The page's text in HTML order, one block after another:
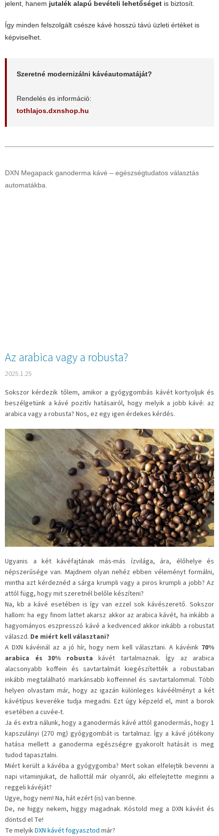
jelent, hanem jutalék alapú bevételi lehetőséget is biztosít.
Így minden felszolgált csésze kávé hosszú távú üzleti értéket is
képviselhet.
Szeretné modernizálni kávéautomatáját?
Rendelés és információ:
tothlajos.dxnshop.hu
DXN Megapack ganoderma kávé – egészségtudatos választás
automatákba.
Az arabica vagy a robusta?
2025.1.25
Sokszor kérdezik tőlem, amikor a gyógygombás kávét kortyoljuk és
beszélgetünk a kávé pozitív hatásairól, hogy melyik a jobb kávé: az
arabica vagy a robusta? Nos, ez egy igen érdekes kérdés.
Ugyanis a két kávéfajtának más-más ízvilága, ára, élőhelye és
népszerűsége van. Majdnem olyan nehéz ebben véleményt formálni,
mintha azt kérdeznéd a sárga krumpli vagy a piros krumpli a jobb? Az
attól függ, hogy mit szeretnél belőle készíteni?
Na, kb a kávé esetében is így van ezzel sok kávészerető. Sokszor
hallom: ha egy finom lattet akarsz akkor az arabica kávét, ha inkább a
hagyományos eszpresszó kávé a kedvenced akkor inkább a robustat
válaszd. De miért kell választani?
A DXN kávéinál az a jó hír, hogy nem kell választani. A kávéink 70%
arabica és 30% robusta kávét tartalmaznak. Így az arabica
alacsonyabb koffein és savtartalmát kiegészítették a robustaban
inkább megtalálható markánsabb koffeinnel és savtartalommal. Több
helyen olvastam már, hogy az igazán különleges kávéélményt a két
kávétípus keveréke tudja megadni. Ezt úgy képzeld el, mint a borok
esetében a cuvée-t.
Ja és extra nálunk, hogy a ganodermás kávé attól ganodermás, hogy 1
kapszulányi (270 mg) gyógygombát is tartalmaz. Így a kávé jótékony
hatása mellett a ganoderma egészségre gyakorolt hatását is meg
tudod tapasztalni.
Miért került a kávéba a gyógygomba? Mert sokan elfelejtik bevenni a
napi vitaminjukat, de hallottál már olyanról, aki elfelejtette meginni a
reggeli kávéját?
Ugye, hogy nem! Na, hát ezért (is) van benne.
De, ne higgy nekem, higgy magadnak. Kóstold meg a DXN kávéit és
döntsd el Te!
Te melyikDXN kávét fogyasztod már?